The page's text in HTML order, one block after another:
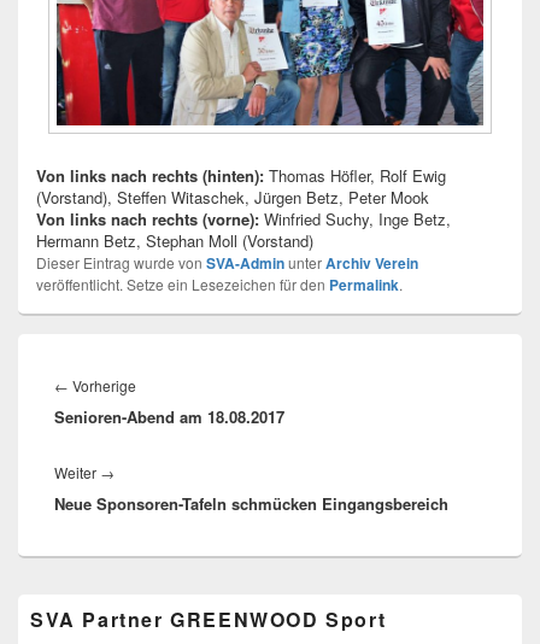
Von links nach rechts (hinten): Thomas Höfler, Rolf Ewig
(Vorstand), Steffen Witaschek, Jürgen Betz, Peter Mook
Von links nach rechts (vorne): Winfried Suchy, Inge Betz,
Hermann Betz, Stephan Moll (Vorstand)
Dieser Eintrag wurde von SVA-AdminunterArchiv Verein
veröffentlicht. Setze ein Lesezeichen für den Permalink.
← Vorherige
Beitrag:
Senioren-Abend am 18.08.2017
Weiter →
Beitrag:
Neue Sponsoren-Tafeln schmücken Eingangsbereich
Seitenleisten-
SVA Partner GREENWOOD Sport